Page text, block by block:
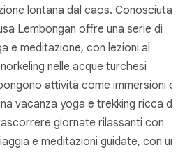
lontana dal caos. Conosciuta
Lembongan offre una serie di
e meditazione, con lezioni al
nelle acque turchesi
attività come immersioni e
vacanza yoga e trekking ricca di
giornate rilassanti con
e meditazioni guidate, con